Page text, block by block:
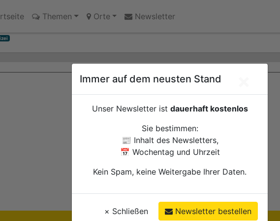
Themen Orte Newsletter
in Brand geraten
Ihre Anzeige hier?
Immer auf dem neusten Stand
Unser Newsletter ist dauerhaft kostenlos
Sie bestimmen:
📰 Inhalt des Newsletters,
📅 Wochentag und Uhrzeit
Kein Spam, keine Weitergabe Ihrer Daten.
× Schließen Newsletter bestellen